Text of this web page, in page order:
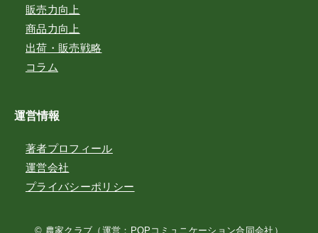
販売力向上
商品力向上
出荷・販売戦略
コラム
運営情報
著者プロフィール
運営会社
プライバシーポリシー
© 農家クラブ （運営： POPコミュニケーション合同会社 ）